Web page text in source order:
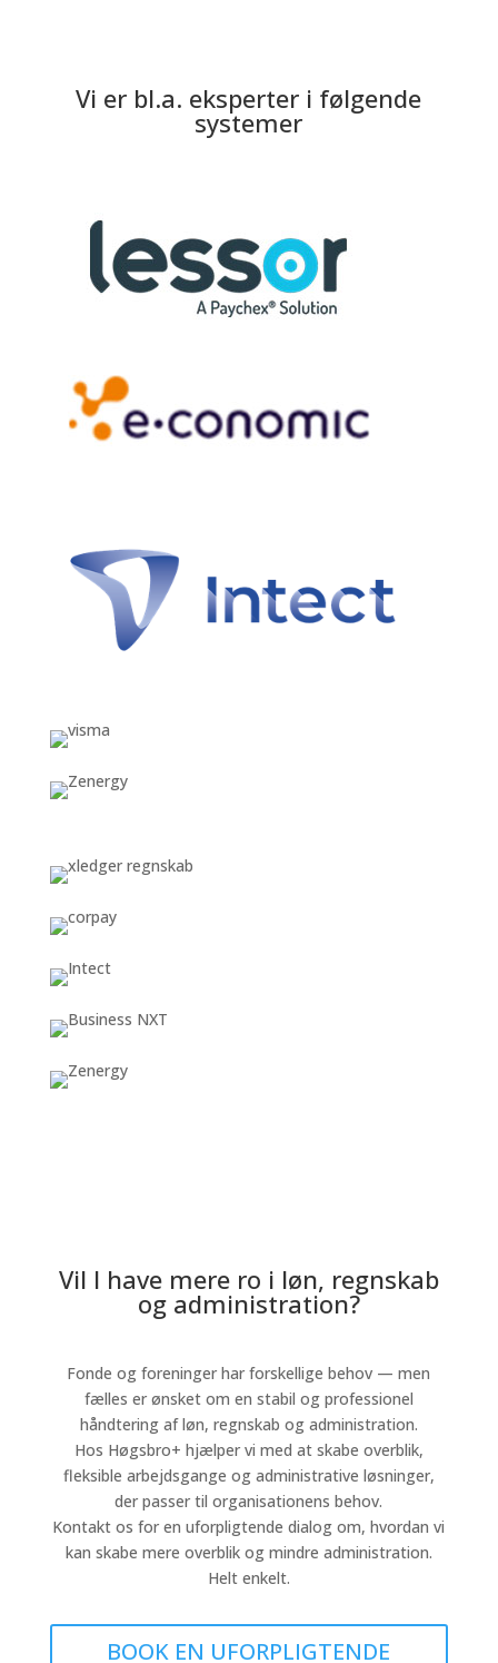
Vi er bl.a. eksperter i følgende
systemer
Vil I have mere ro i løn, regnskab
og administration?
Fonde og foreninger har forskellige behov — men
fælles er ønsket om en stabil og professionel
håndtering af løn, regnskab og administration.
Hos Høgsbro+ hjælper vi med at skabe overblik,
fleksible arbejdsgange og administrative løsninger,
der passer til organisationens behov.
Kontakt os for en uforpligtende dialog om, hvordan vi
kan skabe mere overblik og mindre administration.
Helt enkelt.
BOOK EN UFORPLIGTENDE